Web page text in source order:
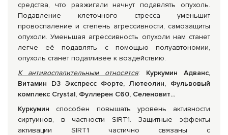
средства, что разжигали начнут подавлять опухоль.
Подавление клеточного стресса уменьшит
провоспаление и степень агрессивности, самозащиты
опухоли. Уменьшая агрессивность опухоли нам станет
легче её подавлять с помощью полуавтономии,
опухоль станет податливее к воздействию.
К антивоспалительным относятся: Куркумин Адванс,
Витамин D3 Экспресс Форте, Лютеолин, Фульвовый
комплекс Сrystal, Фуллерен C60, Селеновит…
Куркумин способен повышать уровень активности
сиртуинов, в частности SIRT1. Защитные эффекты
активации SIRT1 частично связаны с